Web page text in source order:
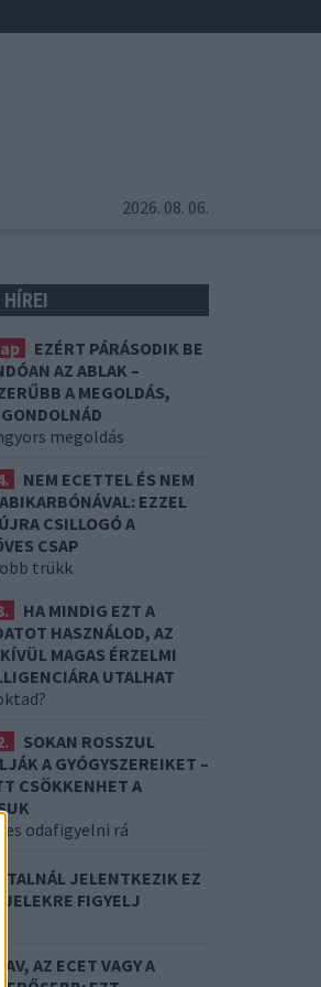
2026. 08. 06.
EZÉRT PÁRÁSODIK BE
AZ ABLAK –
A MEGOLDÁS,
megoldás
NEM ECETTEL ÉS NEM
EZZEL
CSILLOGÓ A
CSAP
trükk
HA MINDIG EZT A
HASZNÁLOD, AZ
MAGAS ÉRZELMI
UTALHAT
SOKAN ROSSZUL
A GYÓGYSZEREIKET –
CSÖKKENHET A
odafigyelni rá
JELENTKEZIK EZ
FIGYELJ
AZ ECET VAGY A